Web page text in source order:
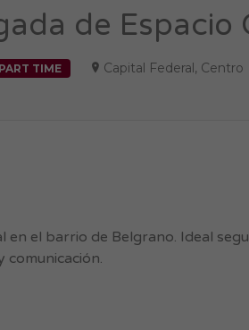
de Espacio
PART TIME Capital Federal, Centro
en el barrio de Belgrano. Ideal
comunicación.